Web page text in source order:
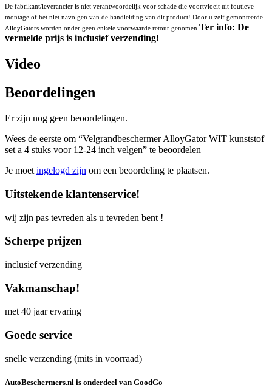
De fabrikant/leverancier is niet verantwoordelijk voor schade die voortvloeit uit foutieve
montage of het niet navolgen van de handleiding van dit product! Door u zelf gemonteerde
AlloyGators worden onder geen enkele voorwaarde retour genomen.Ter info: De
vermelde prijs is inclusief verzending!
Video
Beoordelingen
Er zijn nog geen beoordelingen.
Wees de eerste om “Velgrandbeschermer AlloyGator WIT kunststof
set a 4 stuks voor 12-24 inch velgen” te beoordelen
Je moet ingelogd zijn om een beoordeling te plaatsen.
Uitstekende klantenservice!
wij zijn pas tevreden als u tevreden bent !
Scherpe prijzen
inclusief verzending
Vakmanschap!
met 40 jaar ervaring
Goede service
snelle verzending (mits in voorraad)
AutoBeschermers.nl is onderdeel van GoodGo